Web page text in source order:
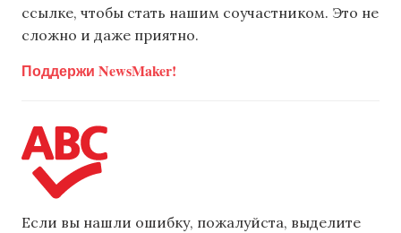
ссылке, чтобы стать нашим соучастником. Это не
сложно и даже приятно.
Поддержи NewsMaker!
Если вы нашли ошибку, пожалуйста, выделите